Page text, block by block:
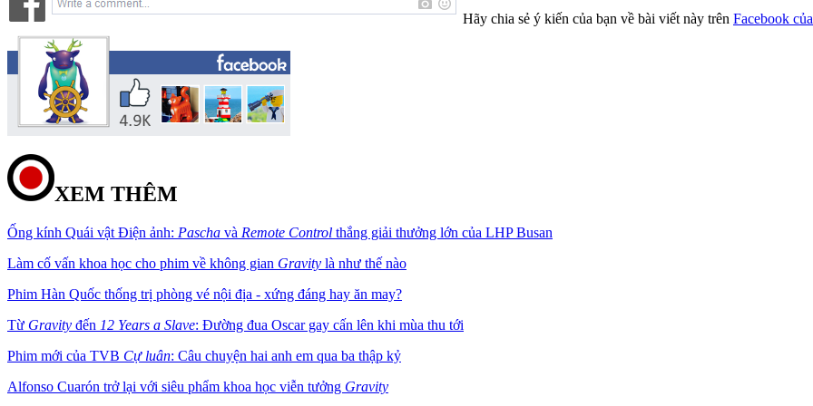
Hãy chia sẻ ý kiến của bạn về bài viết này trên Facebook
XEM THÊM
Ống kính Quái vật Điện ảnh: Pascha và Remote Control thắng giải thưởng lớn của LHP Busan
Làm cố vấn khoa học cho phim về không gian Gravity là như thế nào
Phim Hàn Quốc thống trị phòng vé nội địa - xứng đáng hay ăn may?
Từ Gravity đến 12 Years a Slave: Đường đua Oscar gay cấn lên khi mùa thu tới
Phim mới của TVB Cự luân: Câu chuyện hai anh em qua ba thập kỷ
Alfonso Cuarón trở lại với siêu phẩm khoa học viễn tưởng Gravity